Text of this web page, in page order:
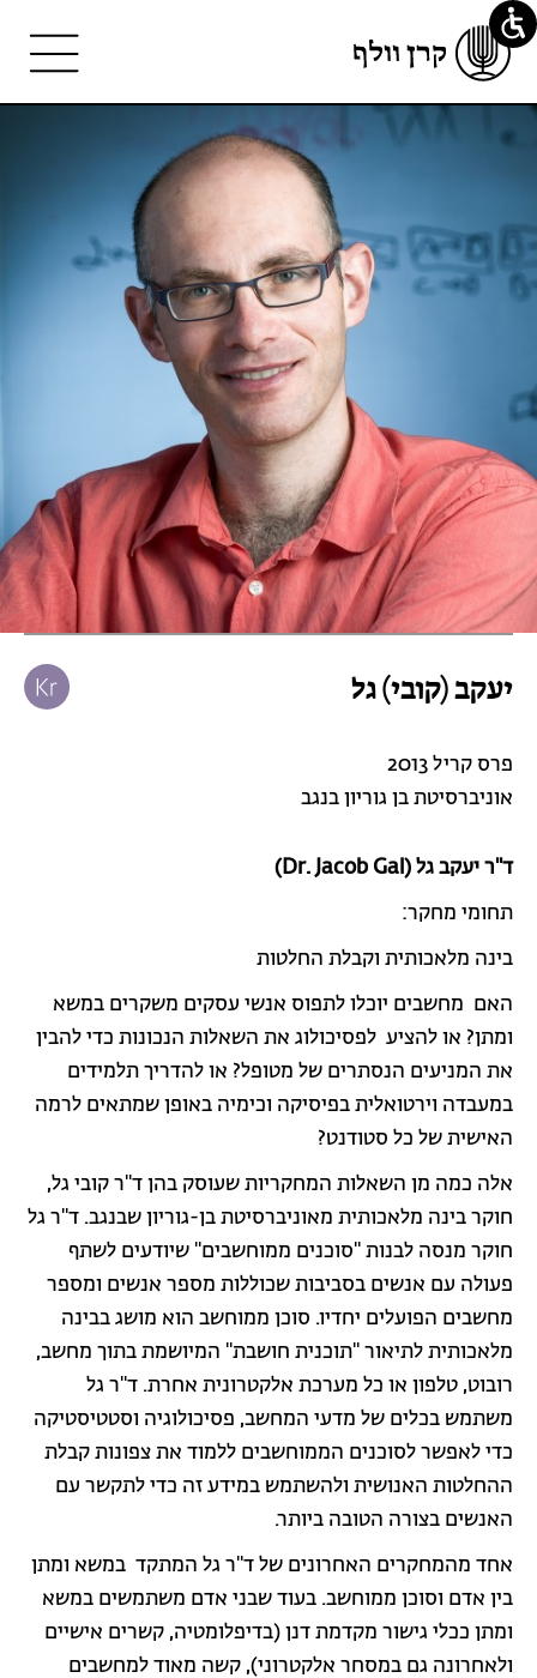
יעקב (קובי) גל
פרס קריל 2013
אוניברסיטת בן גוריון בנגב
ד"ר יעקב גל (Dr. Jacob Gal)
תחומי מחקר:
בינה מלאכותית וקבלת החלטות
האם מחשבים יוכלו לתפוס אנשי עסקים משקרים במשא
ומתן? או להציע לפסיכולוג את השאלות הנכונות כדי להבין
את המניעים הנסתרים של מטופל? או להדריך תלמידים
במעבדה וירטואלית בפיסיקה וכימיה באופן שמתאים לרמה
האישית של כל סטודנט?
אלה כמה מן השאלות המחקריות שעוסק בהן ד"ר קובי גל,
חוקר בינה מלאכותית מאוניברסיטת בן-גוריון שבנגב. ד"ר גל
חוקר מנסה לבנות "סוכנים ממוחשבים" שיודעים לשתף
פעולה עם אנשים בסביבות שכוללות מספר אנשים ומספר
מחשבים הפועלים יחדיו. סוכן ממוחשב הוא מושג בבינה
מלאכותית לתיאור "תוכנית חושבת" המיושמת בתוך מחשב,
רובוט, טלפון או כל מערכת אלקטרונית אחרת. ד"ר גל
משתמש בכלים של מדעי המחשב, פסיכולוגיה וסטטיסטיקה
כדי לאפשר לסוכנים הממוחשבים ללמוד את צפונות קבלת
ההחלטות האנושית ולהשתמש במידע זה כדי לתקשר עם
האנשים בצורה הטובה ביותר.
אחד מהמחקרים האחרונים של ד"ר גל המתקד במשא ומתן
בין אדם וסוכן ממוחשב. בעוד שבני אדם משתמשים במשא
ומתן ככלי גישור מקדמת דנן (בדיפלומטיה, קשרים אישיים
ולאחרונה גם במסחר אלקטרוני), קשה מאוד למחשבים